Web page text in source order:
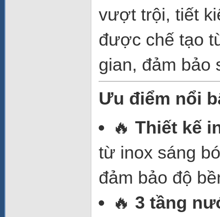
vượt trội, tiết
được chế tạo
gian, đảm bảo
Ưu điểm nổi
🔥 Thiết kế
từ inox sáng
đảm bảo độ
🔥 3 tầng